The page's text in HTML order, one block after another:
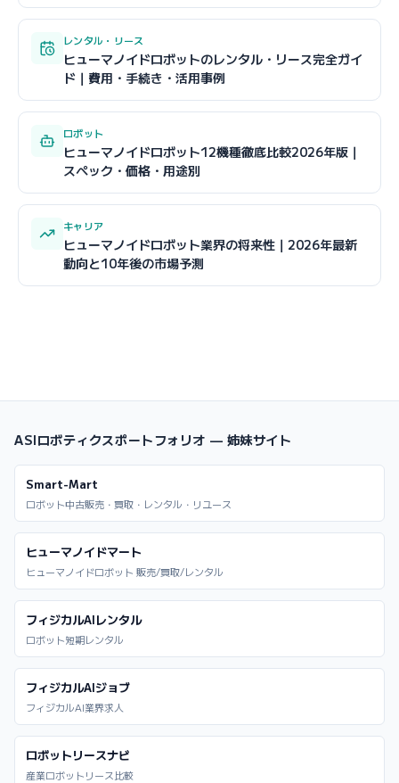
レンタル・リース
ヒューマノイドロボットのレンタル・リース完全ガイ
ド｜費用・手続き・活用事例
ロボット
ヒューマノイドロボット12機種徹底比較2026年版｜
スペック・価格・用途別
キャリア
ヒューマノイドロボット業界の将来性｜2026年最新
動向と10年後の市場予測
ASIロボティクスポートフォリオ — 姉妹サイト
Smart-Mart
ロボット中古販売・買取・レンタル・リユース
ヒューマノイドマート
ヒューマノイドロボット 販売/買取/レンタル
フィジカルAIレンタル
ロボット短期レンタル
フィジカルAIジョブ
フィジカルAI業界求人
ロボットリースナビ
産業ロボットリース比較